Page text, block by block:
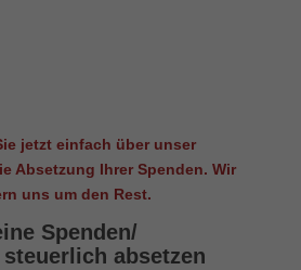
jetzt einfach über unser
Absetzung Ihrer Spenden. Wir
uns um den Rest.
Spenden/
absetzen